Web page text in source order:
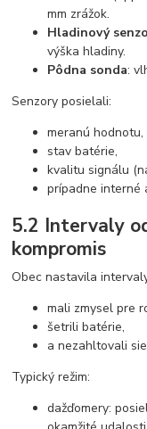
mm zrážok.
Hladinový
výška hladiny.
Pôdna sonda:
Senzory posielali:
meranú hodnotu,
stav batérie,
kvalitu signálu
prípadne interné
5.2 Intervaly
kompromis
Obec nastavila
mali zmysel pre
šetrili batérie,
a nezahltovali
Typický režim:
dažďomery: